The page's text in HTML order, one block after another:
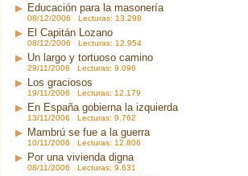
Educación para la masonería
08/12/2006 Lecturas: 13.298
El Capitán Lozano
08/12/2006 Lecturas: 12.954
Un largo y tortuoso camino
29/11/2006 Lecturas: 9.096
Los graciosos
19/11/2006 Lecturas: 12.179
En España gobierna la izquierda
13/11/2006 Lecturas: 9.762
Mambrú se fue a la guerra
10/11/2006 Lecturas: 12.806
Por una vivienda digna
08/11/2006 Lecturas: 9.631